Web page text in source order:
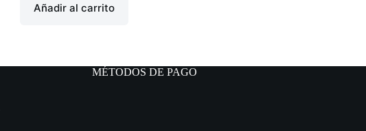
Añadir al carrito
MÉTODOS DE PAGO